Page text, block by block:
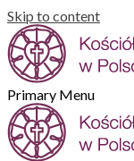
Skip to content
Primary Menu